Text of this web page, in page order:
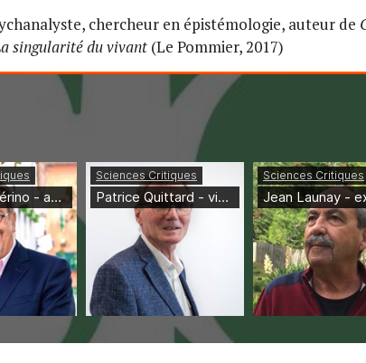
chercheur en épistémologie, auteur de
singularité du vivant(Le Pommier, 2017)